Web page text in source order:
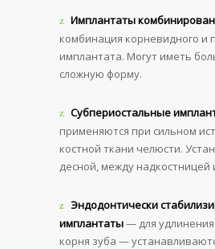
Имплантаты
комбинация корневидного и
имплантата. Могут иметь
сложную форму.
Субпериостальные
применяются при сильном
костной ткани челюсти.
десной, между надкостницей
Эндодонтически
имплантаты— для
корня зуба —